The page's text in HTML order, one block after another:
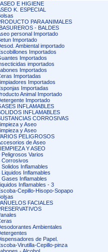
ASEO E HIGIENE
K. ESPECIAL
PARA ANIMALES
BASUREROS - BALDES
personal Importado
Importado
Ambiental importado
Importados
Importados
importados
Importados
Importadas
Importados
Importadas
Animal Importado
Importado
INFLAMABLES
INFLAMABLES
CORROSIVAS
y Aseo
y Aseo
PELIGROSOS
de Aseo
Y ASEO
Peligrosos Varios
Corrosivos
Solidos Inflamables
Liquidos Inflamables
Gases Inflamables
Inflamables - 3
Cepillo-Hisopo-Sopapo
FACIALES
Ambientales
de Papel.
Virutilla-Cepillo-pinza